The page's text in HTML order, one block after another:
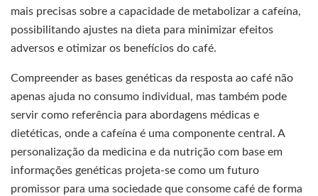
mais precisas sobre a capacidade de metabolizar a cafeína,
possibilitando ajustes na dieta para minimizar efeitos
adversos e otimizar os benefícios do café.
Compreender as bases genéticas da resposta ao café não
apenas ajuda no consumo individual, mas também pode
servir como referência para abordagens médicas e
dietéticas, onde a cafeína é uma componente central. A
personalização da medicina e da nutrição com base em
informações genéticas projeta-se como um futuro
promissor para uma sociedade que consome café de forma